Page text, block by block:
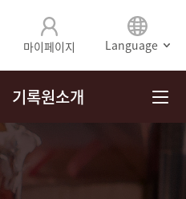
마이페이지 Language
기록원소개